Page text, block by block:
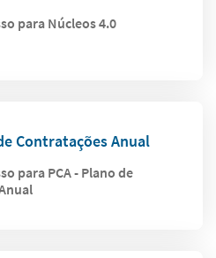
para Núcleos 4.0
Contratações Anual
para PCA - Plano de